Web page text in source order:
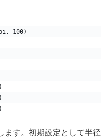
100)
ます。初期設定として半径